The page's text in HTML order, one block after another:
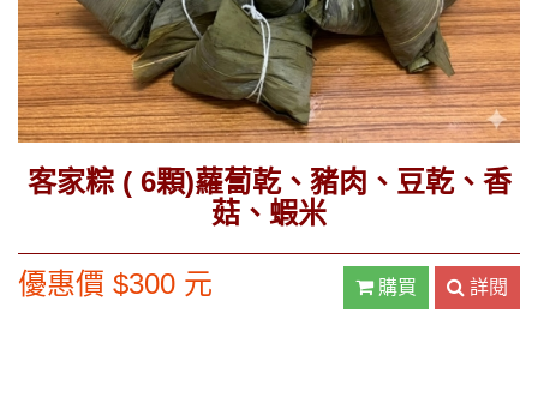
客家粽 ( 6顆)蘿蔔乾、豬肉、豆乾、香
菇、蝦米
優惠價 $300 元 詳閱
購買